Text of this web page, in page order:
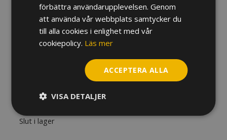
SOPRANINOSAXOFON JOHN
PACKER JP146, ROSEBRASS
13 950kr
Slut i lager
förbättra användarupplevelsen. Genom
att använda vår webbplats samtycker du
till alla cookies i enlighet med vår
cookiepolicy. Läs mer
ACCEPTERA ALLA
VISA DETALJER